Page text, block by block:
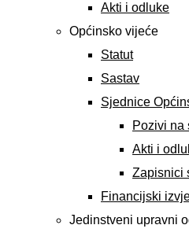
Akti i odluke
Općinsko vijeće
Statut
Sastav
Sjednice
Pozivi na
Akti i
Zapisnici
Financijski
Jedinstveni upravni